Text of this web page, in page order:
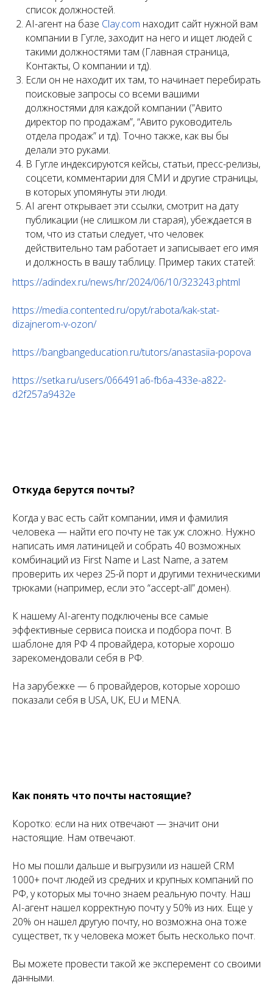
список должностей.
AI-агент на базе Clay.com находит сайт нужной вам
компании в Гугле, заходит на него и ищет людей с
такими должностями там (Главная страница,
Контакты, О компании и тд).
Если он не находит их там, то начинает перебирать
поисковые запросы со всеми вашими
должностями для каждой компании (”Авито
директор по продажам”, “Авито руководитель
отдела продаж” и тд). Точно также, как вы бы
делали это руками.
В Гугле индексируются кейсы, статьи, пресс-релизы,
соцсети, комментарии для СМИ и другие страницы,
в которых упомянуты эти люди.
AI агент открывает эти ссылки, смотрит на дату
публикации (не слишком ли старая), убеждается в
том, что из статьи следует, что человек
действительно там работает и записывает его имя
и должность в вашу таблицу. Пример таких статей:
https://adindex.ru/news/hr/2024/06/10/323243.phtml
https://media.contented.ru/opyt/rabota/kak-stat-
dizajnerom-v-ozon/
https://bangbangeducation.ru/tutors/anastasiia-popova
https://setka.ru/users/066491a6-fb6a-433e-a822-
d2f257a9432e
Откуда берутся почты?
Когда у вас есть сайт компании, имя и фамилия
человека — найти его почту не так уж сложно. Нужно
написать имя латиницей и собрать 40 возможных
комбинаций из First Name и Last Name, а затем
проверить их через 25-й порт и другими техническими
трюками (например, если это “accept-all” домен).
К нашему AI-агенту подключены все самые
эффективные сервиса поиска и подбора почт. В
шаблоне для РФ 4 провайдера, которые хорошо
зарекомендовали себя в РФ.
На зарубежке — 6 провайдеров, которые хорошо
показали себя в USA, UK, EU и MENA.
Как понять что почты настоящие?
Коротко: если на них отвечают — значит они
настоящие. Нам отвечают.
Но мы пошли дальше и выгрузили из нашей CRM
1000+ почт людей из средних и крупных компаний по
РФ, у которых мы точно знаем реальную почту. Наш
AI-агент нашел корректную почту у 50% из них. Еще у
20% он нашел другую почту, но возможна она тоже
существет, тк у человека может быть несколько почт.
Вы можете провести такой же эксперемент со своими
данными.